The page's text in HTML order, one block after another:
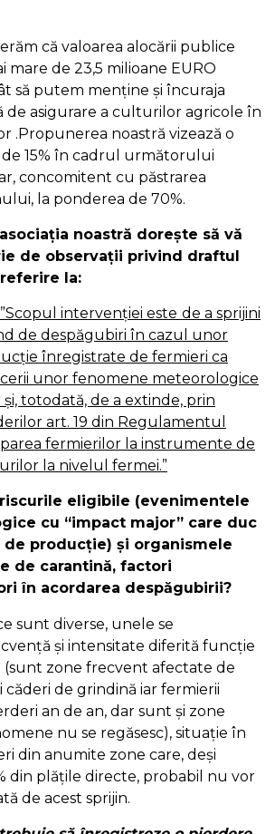
că valoarea alocării publice
mare de 23,5 milioane EURO
să putem menține și încuraja
de asigurare a culturilor agricole în
.Propunerea noastră vizează o
15% în cadrul următorului
concomitent cu păstrarea
la ponderea de 70%.
noastră dorește să vă
de observații privind draftul
referire la:
”Scopul intervenției este de a sprijini
de despăgubiri în cazul unor
înregistrate de fermieri ca
unor fenomene meteorologice
totodată, de a extinde, prin
art. 19 din Regulamentul
fermierilor la instrumente de
la nivelul fermei.”
eligibile (evenimentele
cu “impact major” care duc
de producție) și organismele
de carantină, factori
în acordarea despăgubirii?
sunt diverse, unele se
și intensitate diferită funcție
zone frecvent afectate de
căderi de grindină iar fermierii
an de an, dar sunt și zone
nu se regăsesc), situație în
din anumite zone care, deși
din plățile directe, probabil nu vor
de acest sprijin.